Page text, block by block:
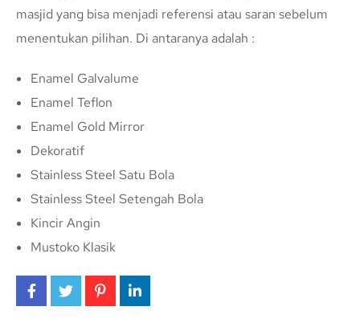
masjid yang bisa menjadi referensi atau saran sebelum
menentukan pilihan. Di antaranya adalah :
Enamel Galvalume
Enamel Teflon
Enamel Gold Mirror
Dekoratif
Stainless Steel Satu Bola
Stainless Steel Setengah Bola
Kincir Angin
Mustoko Klasik